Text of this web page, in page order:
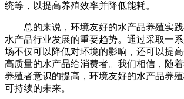
统等，以提高养殖效率并降低能耗。
总的来说，环境友好的水产品养殖实
水产品行业发展的重要趋势。通过采取一
场不仅可以降低对环境的影响，还可以提
高质量的水产品给消费者。我们相信，随
养殖者意识的提高，环境友好的水产品养
可持续的未来。